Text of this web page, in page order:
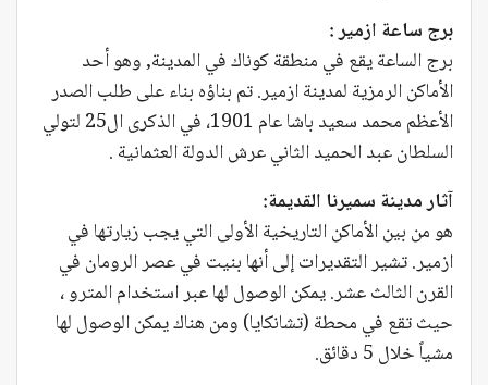
برج ساعة ازمير :
برج الساعة يقع في منطقة كوناك في المدينة, وهو أحد
الأماكن الرمزية لمدينة ازمير. تم بناؤه بناء على طلب الصدر
الأعظم محمد سعيد باشا عام 1901، في الذكرى ال25 لتولي
السلطان عبد الحميد الثاني عرش الدولة العثمانية .
آثار مدينة سميرنا القديمة:
هو من بين الأماكن التاريخية الأولى التي يجب زيارتها في
ازمير. تشير التقديرات إلى أنها بنيت في عصر الرومان في
القرن الثالث عشر. يمكن الوصول لها عبر استخدام المترو ،
حيث تقع في محطة (تشانكايا) ومن هناك يمكن الوصول لها
مشياً خلال 5 دقائق.